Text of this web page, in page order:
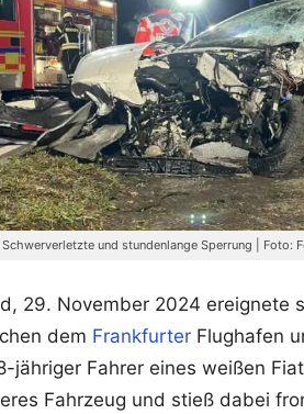
und stundenlange Sperrung | Foto:
29. November 2024 ereignete
dem Frankfurter Flughafen
jähriger Fahrer eines weißen
Fahrzeug und stieß dabei